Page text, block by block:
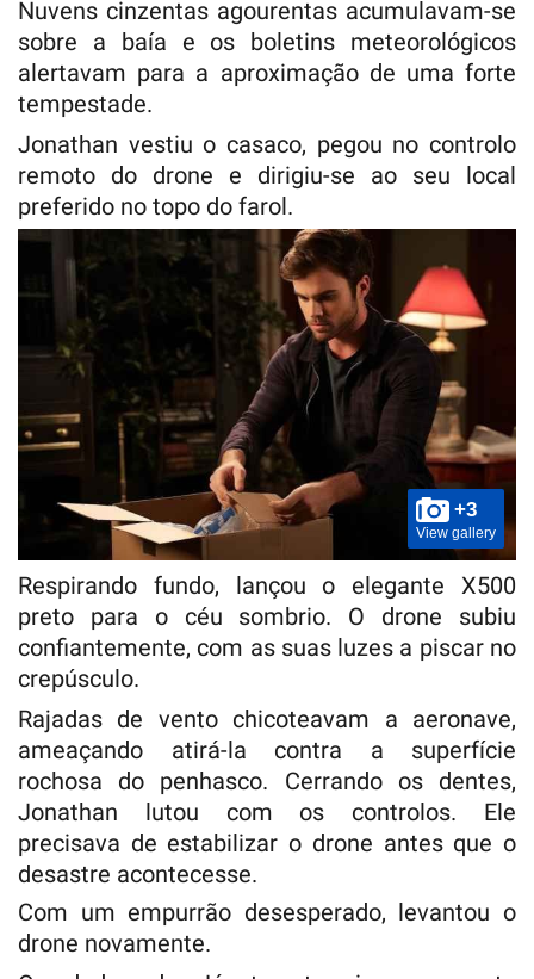
Nuvens cinzentas agourentas acumulavam-se
sobre a baía e os boletins meteorológicos
alertavam para a aproximação de uma forte
tempestade.
Jonathan vestiu o casaco, pegou no controlo
remoto do drone e dirigiu-se ao seu local
preferido no topo do farol.
+3
View gallery
Respirando fundo, lançou o elegante X500
preto para o céu sombrio. O drone subiu
confiantemente, com as suas luzes a piscar no
crepúsculo.
Rajadas de vento chicoteavam a aeronave,
ameaçando atirá-la contra a superfície
rochosa do penhasco. Cerrando os dentes,
Jonathan lutou com os controlos. Ele
precisava de estabilizar o drone antes que o
desastre acontecesse.
Com um empurrão desesperado, levantou o
drone novamente.